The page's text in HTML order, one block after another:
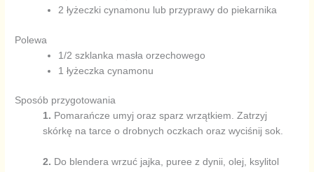
2 łyżeczki cynamonu lub przyprawy do piekarnika
Polewa
1/2 szklanka masła orzechowego
1 łyżeczka cynamonu
Sposób przygotowania
1. Pomarańcze umyj oraz sparz wrzątkiem. Zatrzyj
skórkę na tarce o drobnych oczkach oraz wyciśnij sok.
2. Do blendera wrzuć jajka, puree z dynii, olej, ksylitol